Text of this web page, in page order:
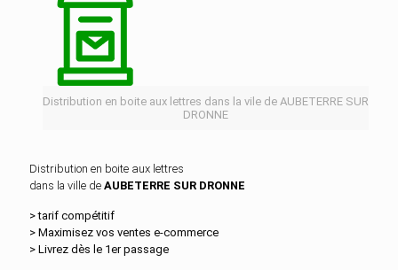
Distribution en boite aux lettres dans la vile de AUBETERRE SUR
DRONNE
Distribution en boite aux lettres
dans la ville de AUBETERRE SUR DRONNE
> tarif compétitif
> Maximisez vos ventes e‑commerce
> Livrez dès le 1er passage